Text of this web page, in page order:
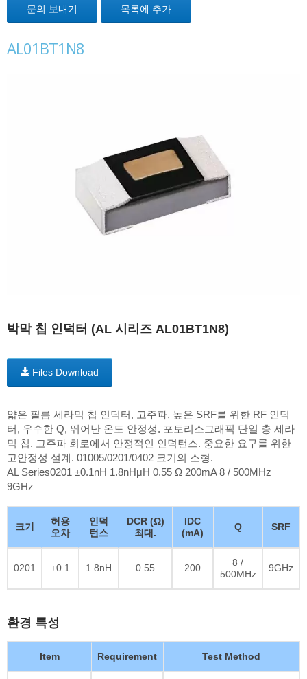
문의 보내기 목록에 추가
AL01BT1N8
박막 칩 인덕터 (AL 시리즈 AL01BT1N8)
Files Download
얇은 필름 세라믹 칩 인덕터, 고주파, 높은 SRF를 위한 RF 인덕
터, 우수한 Q, 뛰어난 온도 안정성. 포토리소그래픽 단일 층 세라
믹 칩. 고주파 회로에서 안정적인 인덕턴스. 중요한 요구를 위한
고안정성 설계. 01005/0201/0402 크기의 소형.
AL Series0201 ±0.1nH 1.8nHμH 0.55 Ω 200mA 8 / 500MHz
9GHz
크기
허용
오차
인덕
턴스
DCR (Ω)
최대.
IDC
(mA)
Q SRF
0201 ±0.1 1.8nH 0.55 200
8 /
500MHz
9GHz
환경 특성
Item Requirement Test Method